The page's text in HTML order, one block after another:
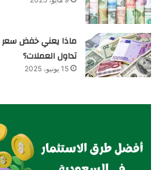
ماذا يعني خفض سعر
تداول العملات؟
15 يونيو، 2025